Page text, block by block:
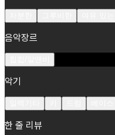
음악장르
악기
한 줄 리뷰